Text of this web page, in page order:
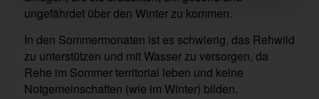
ungefährdet über den Winter zu kommen.
In den Sommermonaten ist es schwierig, das Rehwild
zu unterstützen und mit Wasser zu versorgen, da
Rehe im Sommer territorial leben und keine
Notgemeinschaften (wie im Winter) bilden.